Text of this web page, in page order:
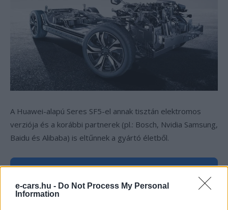
e-cars.hu - Do Not Process My Personal
Information
A Huawei-alapú Seres SF5-el annak tisztán elektromos
verziója és a korábbi partnerek (pl.: Bosch, Nvidia Samsung,
Baidu és Alibaba) is eltűnnek a gyártó életből.
tartalmakért!
›